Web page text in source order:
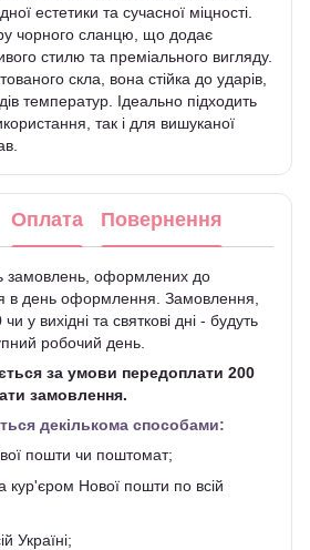
естетики та сучасної міцності.
чорного сланцю, що додає
стилю та преміального вигляду.
скла, вона стійка до ударів,
температур. Ідеально підходить
так і для вишуканої
Оплата Повернення
замовлень, оформлених до
в день оформлення. Замовлення,
у вихідні та святкові дні - будуть
робочий день.
за умови передоплати 200
замовлення.
декількома способами:
пошти чи поштомат;
кур'єром Нової пошти по всій
Україні;